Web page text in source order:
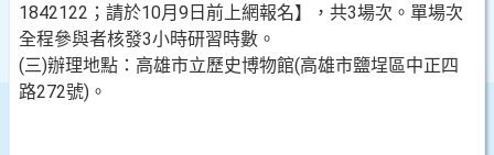
1842122；請於10月9日前上網報名】，共3場次。單場次
全程參與者核發3小時研習時數。
(三)辦理地點：高雄市立歷史博物館(高雄市鹽埕區中正四
路272號)。